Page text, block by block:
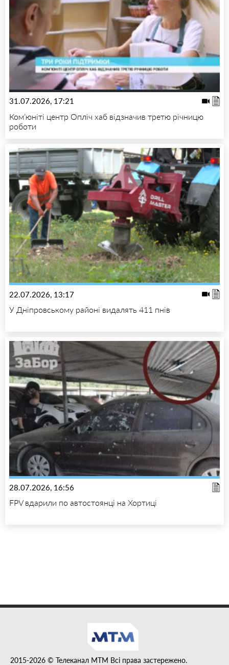
31.07.2026, 17:21
Ком’юніті центр Опліч хаб відзначив третю річницю
роботи
22.07.2026, 13:17
У Дніпровському районі видалять 411 пнів
28.07.2026, 16:56
FPV вдарили по автостоянці на Хортиці
2015-2026 © Телеканал MTM Всі права застережено.